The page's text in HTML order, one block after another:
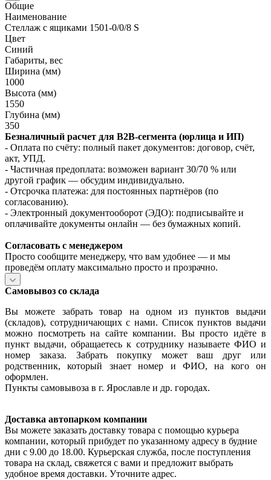
Общие
Наименование
Стеллаж с ящиками 1501-0/0/8 S
Цвет
Синий
Габариты, вес
Ширина (мм)
1000
Высота (мм)
1550
Глубина (мм)
350
Безналичный расчет для B2B‑сегмента (юрлица и ИП)
- Оплата по счёту: полный пакет документов: договор, счёт,
акт, УПД.
- Частичная предоплата: возможен вариант 30/70 % или
другой график — обсудим индивидуально.
- Отсрочка платежа: для постоянных партнёров (по
согласованию).
- Электронный документооборот (ЭДО): подписывайте и
оплачивайте документы онлайн — без бумажных копий.
Согласовать с менеджером
Просто сообщите менеджеру, что вам удобнее — и мы
проведём оплату максимально просто и прозрачно.
Самовывоз со склада
Вы можете забрать товар на одном из пунктов выдачи
(складов), сотрудничающих с нами. Список пунктов выдачи
можно посмотреть на сайте компании. Вы просто идёте в
пункт выдачи, обращаетесь к сотруднику называете ФИО и
номер заказа. Забрать покупку может ваш друг или
родственник, который знает номер и ФИО, на кого он
оформлен.
Пункты самовывоза в г. Ярославле и др. городах.
Доставка автопарком компании
Вы можете заказать доставку товара с помощью курьера
компании, который прибудет по указанному адресу в будние
дни с 9.00 до 18.00. Курьерская служба, после поступления
товара на склад, свяжется с вами и предложит выбрать
удобное время доставки. Уточните адрес.